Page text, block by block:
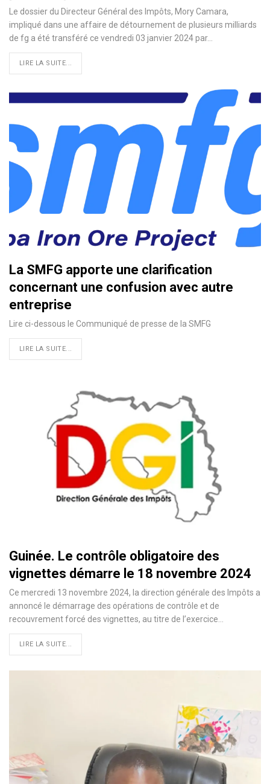
Le dossier du Directeur Général des Impôts, Mory Camara,
impliqué dans une affaire de détournement de plusieurs milliards
de fg a été transféré ce vendredi 03 janvier 2024 par…
LIRE LA SUITE...
La SMFG apporte une clarification
concernant une confusion avec autre
entreprise
Lire ci-dessous le Communiqué de presse de la SMFG
LIRE LA SUITE...
Guinée. Le contrôle obligatoire des
vignettes démarre le 18 novembre 2024
Ce mercredi 13 novembre 2024, la direction générale des Impôts a
annoncé le démarrage des opérations de contrôle et de
recouvrement forcé des vignettes, au titre de l’exercice…
LIRE LA SUITE...